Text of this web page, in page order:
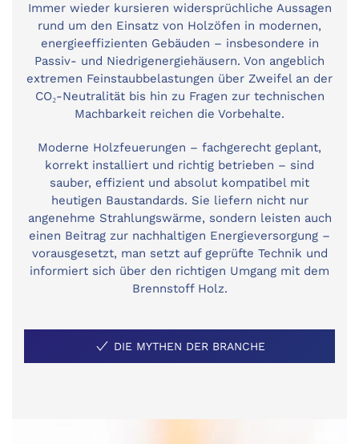
Immer wieder kursieren widersprüchliche Aussagen
rund um den Einsatz von Holzöfen in modernen,
energieeffizienten Gebäuden – insbesondere in
Passiv- und Niedrigenergiehäusern. Von angeblich
extremen Feinstaubbelastungen über Zweifel an der
CO₂-Neutralität bis hin zu Fragen zur technischen
Machbarkeit reichen die Vorbehalte.
Moderne Holzfeuerungen – fachgerecht geplant,
korrekt installiert und richtig betrieben – sind
sauber, effizient und absolut kompatibel mit
heutigen Baustandards. Sie liefern nicht nur
angenehme Strahlungswärme, sondern leisten auch
einen Beitrag zur nachhaltigen Energieversorgung –
vorausgesetzt, man setzt auf geprüfte Technik und
informiert sich über den richtigen Umgang mit dem
Brennstoff Holz.
DIE MYTHEN DER BRANCHE